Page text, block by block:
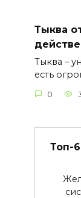
Тыква
Тыква –
есть
0
Топ-